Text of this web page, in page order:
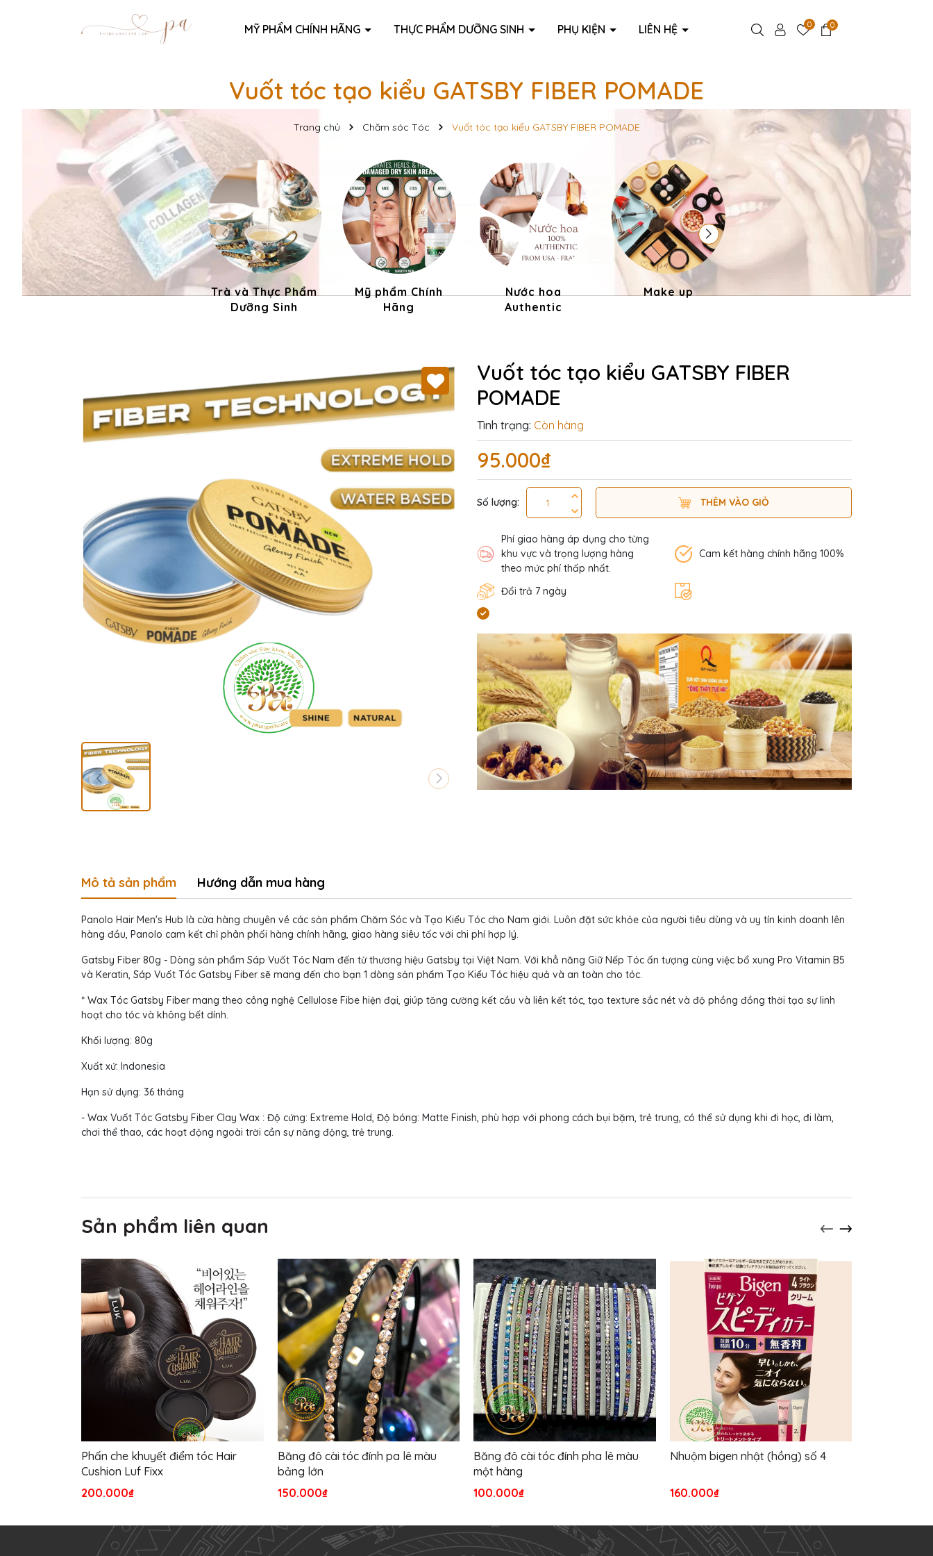
MỸ PHẨM CHÍNH HÃNG THỰC PHẨM DƯỠNG SINH PHỤ KIỆN LIÊN HỆ 0 0
Vuốt tóc tạo kiểu GATSBY FIBER POMADE
Trang chủ Chăm sóc Tóc Vuốt tóc tạo kiểu GATSBY FIBER POMADE
Trà và Thực Phẩm
Dưỡng Sinh
Mỹ phẩm Chính
Hãng
Nước hoa
Authentic
Make up Phụ kiện thời trang
Vuốt tóc tạo kiểu GATSBY FIBER
POMADE
Tình trạng: Còn hàng
95.000₫
Số lượng: THÊM VÀO GIỎ
Phí giao hàng áp dụng cho từng
khu vực và trọng lượng hàng
theo mức phí thấp nhất.
Cam kết hàng chính hãng 100%
Đổi trả 7 ngày
Mô tả sản phẩm Hướng dẫn mua hàng
Panolo Hair Men's Hub là cửa hàng chuyên về các sản phẩm Chăm Sóc và Tạo Kiểu Tóc cho Nam giới. Luôn đặt sức khỏe của người tiêu dùng và uy tín kinh doanh lên
hàng đầu, Panolo cam kết chỉ phân phối hàng chính hãng, giao hàng siêu tốc với chi phí hợp lý.
Gatsby Fiber 80g - Dòng sản phẩm Sáp Vuốt Tóc Nam đến từ thương hiệu Gatsby tại Việt Nam. Với khẳ năng Giữ Nếp Tóc ấn tượng cùng việc bổ xung Pro Vitamin B5
và Keratin, Sáp Vuốt Tóc Gatsby Fiber sẽ mang đến cho bạn 1 dòng sản phẩm Tạo Kiểu Tóc hiệu quả và an toàn cho tóc.
* Wax Tóc Gatsby Fiber mang theo công nghệ Cellulose Fibe hiện đại, giúp tăng cường kết cầu và liên kết tóc, tạo texture sắc nét và độ phồng đồng thời tạo sự linh
hoạt cho tóc và không bết dính.
Khối lượng: 80g
Xuất xứ: Indonesia
Hạn sử dụng: 36 tháng
- Wax Vuốt Tóc Gatsby Fiber Clay Wax : Độ cứng: Extreme Hold, Độ bóng: Matte Finish, phù hợp với phong cách bụi bặm, trẻ trung, có thể sử dụng khi đi học, đi làm,
chơi thể thao, các hoạt động ngoài trời cần sự năng động, trẻ trung.
Sản phẩm liên quan
Phấn che khuyết điểm tóc Hair
Cushion Luf Fixx
200.000₫
Băng đô cài tóc đính pa lê màu
bảng lớn
150.000₫
Băng đô cài tóc đính pha lê màu
một hàng
100.000₫
Nhuộm bigen nhật (hồng) số 4
160.000₫